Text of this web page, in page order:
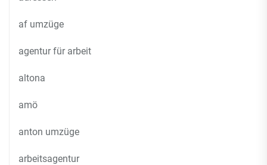
af umzüge
agentur für arbeit
altona
amö
anton umzüge
arbeitsagentur